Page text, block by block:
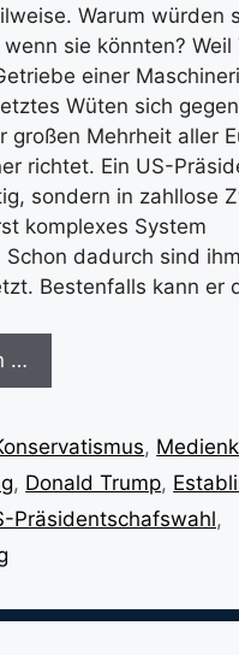
Warum würden
sie könnten? Weil
einer
Wüten sich
großen Mehrheit aller
richtet. Ein US-
sondern in zahllose
komplexes System
dadurch sind
Bestenfalls kann er
…
,
, Donald Trump,
Präsidentschafswahl,